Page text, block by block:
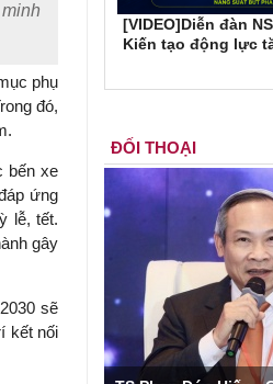
phụ
đó,
bến xe
ứng
lễ, tết.
gây
sẽ
kết nối
[VIDEO]Diễn đàn
Kiến tạo động lực
ĐỐI THOẠI